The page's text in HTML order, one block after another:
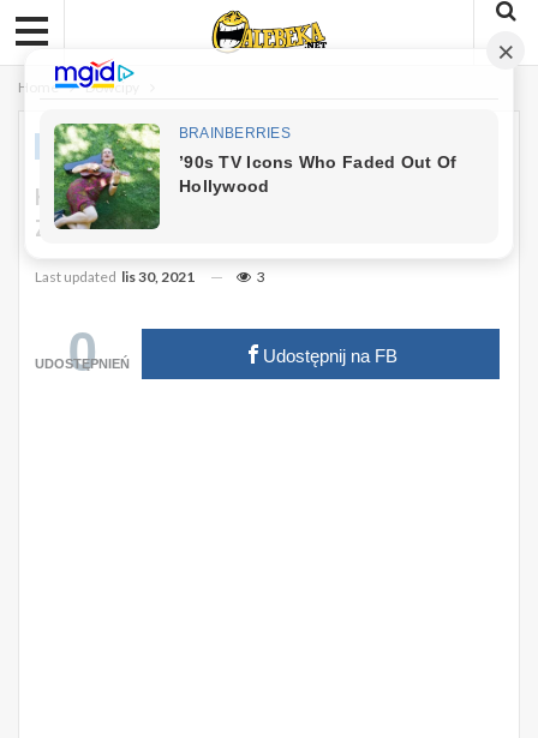
Home Dowcipy
DOWCIPY
Kawał: Starszy Pan Stwierdził, Że Jego
Żona Słabo Słyszy… :)
Last updated lis 30, 2021 3
0
UDOSTĘPNIEŃ Udostępnij na FB